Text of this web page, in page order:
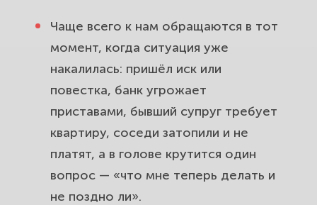
Чаще всего к нам обращаются в тот
момент, когда ситуация уже
накалилась: пришёл иск или
повестка, банк угрожает
приставами, бывший супруг требует
квартиру, соседи затопили и не
платят, а в голове крутится один
вопрос — «что мне теперь делать и
не поздно ли».